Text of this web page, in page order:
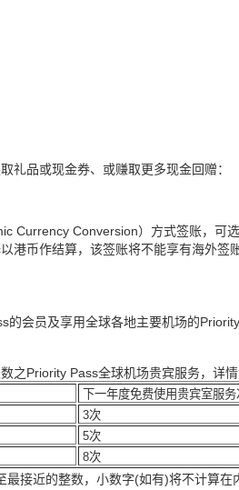
礼品或现金券、或赚取更多现金回赠：
Currency Conversion）方式签账，可
港币作结算，该签账将不能享有海外签
会员及享用全球各地主要机场的
之Priority Pass全球机场贵宾服务，详情
下一年度免费使用贵宾室服
3次
5次
8次
接近的整数，小数字(如有)将不计算在